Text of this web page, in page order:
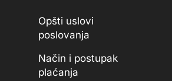
Opšti uslovi
poslovanja
Način i postupak
plaćanja